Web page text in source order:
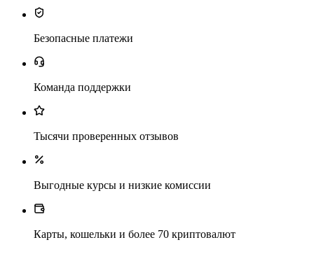
Безопасные платежи
Команда поддержки
Тысячи проверенных отзывов
Выгодные курсы и низкие комиссии
Карты, кошельки и более 70 криптовалют